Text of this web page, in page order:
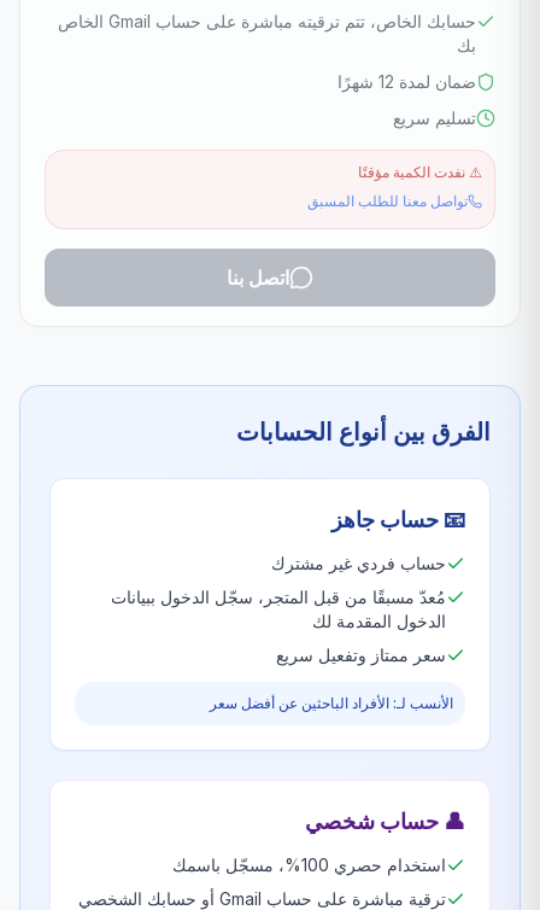
حسابك الخاص، تتم ترقيته مباشرة على حساب Gmail الخاص
بك
ضمان لمدة 12 شهرًا
تسليم سريع
⚠️ نفدت الكمية مؤقتًا
تواصل معنا للطلب المسبق
اتصل بنا
الفرق بين أنواع الحسابات
📧 حساب جاهز
حساب فردي غير مشترك
مُعدّ مسبقًا من قبل المتجر، سجّل الدخول ببيانات
الدخول المقدمة لك
سعر ممتاز وتفعيل سريع
الأنسب لـ: الأفراد الباحثين عن أفضل سعر
👤 حساب شخصي
استخدام حصري 100%، مسجّل باسمك
ترقية مباشرة على حساب Gmail أو حسابك الشخصي